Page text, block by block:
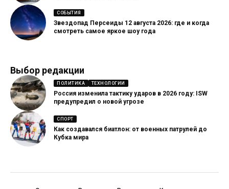
СОБЫТИЯ
Звездопад Персеиды 12 августа 2026: где и когда
смотреть самое яркое шоу года
Выбор редакции
ПОЛИТИКА ТЕХНОЛОГИИ
Россия изменила тактику ударов в 2026 году: ISW
предупредил о новой угрозе
СПОРТ
Как создавался биатлон: от военных патрулей до
Кубка мира